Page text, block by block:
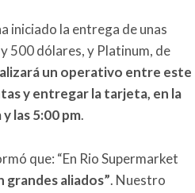
iniciado la entrega de unas
500 dólares, y Platinum, de
un operativo entre este
y entregar la tarjeta, en la
las 5:00 pm.
que: “En Rio Supermarket
grandes aliados”. Nuestro